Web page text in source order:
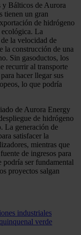
y Bálticos de Aurora
tienen un gran
de hidrógeno
ecológica. La
la velocidad de
la construcción de una
Sin gasoductos, los
recurrir al transporte
hacer llegar sus
lo que podría
de Aurora Energy
de hidrógeno
La generación de
satisfacer la
mientras que
de ingresos para
podría ser fundamental
proyectos salgan